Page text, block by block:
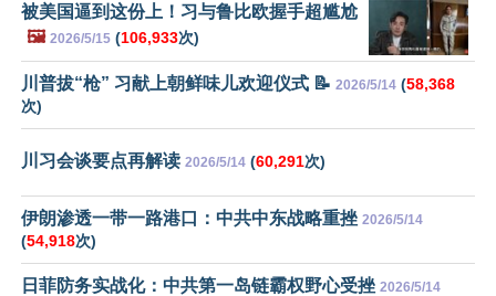
被美国逼到这份上！习与鲁比欧握手超尴尬
🖼️ 2026/5/15 (106,933次)
川普拔“枪” 习献上朝鲜味儿欢迎仪式 📝 2026/5/14 (58,368
次)
川习会谈要点再解读 2026/5/14 (60,291次)
伊朗渗透一带一路港口：中共中东战略重挫 2026/5/14
(54,918次)
日菲防务实战化：中共第一岛链霸权野心受挫 2026/5/14